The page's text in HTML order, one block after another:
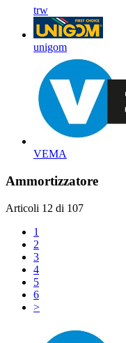
trw
unigom
VEMA
Ammortizzatore
Articoli 12 di 107
1
2
3
4
5
6
>